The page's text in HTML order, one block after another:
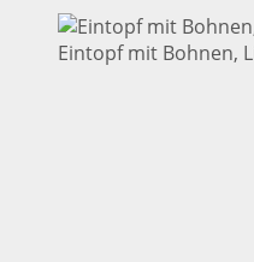
Eintopf mit Bohnen,